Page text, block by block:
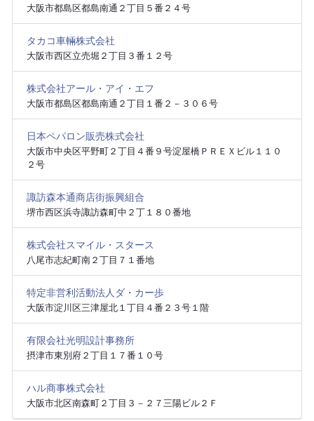
大阪市都島区都島南通２丁目５番２４号
タカコ車輛株式会社
大阪市西区立売堀２丁目３番１２号
株式会社アール・アイ・エフ
大阪市都島区都島南通２丁目１番２－３０６号
日本ペパロン販売株式会社
大阪市中央区平野町２丁目４番９号淀屋橋ＰＲＥＸビル１１０
２号
諏訪森本通商店街振興組合
堺市西区浜寺諏訪森町中２丁１８０番地
株式会社スマイル・スタース
八尾市志紀町南２丁目７１番地
特定非営利活動法人ダ・カー歩
大阪市淀川区三津屋北１丁目４番２３号１階
有限会社光明設計事務所
摂津市東別府２丁目１７番１０号
ハル商事株式会社
大阪市北区南森町２丁目３－２７三陽ビル２Ｆ